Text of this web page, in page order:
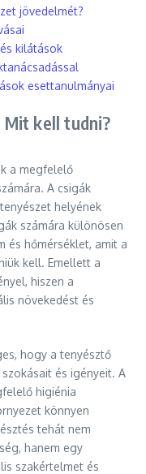
jövedelmét?
kilátások
esettanulmányai
kell tudni?
a megfelelő
A csigák
helyének
számára különösen
és hőmérséklet, amit a
kell. Emellett a
hiszen a
növekedést és
hogy a tenyésztő
és igényeit. A
higiénia
könnyen
tehát nem
hanem egy
szakértelmet és